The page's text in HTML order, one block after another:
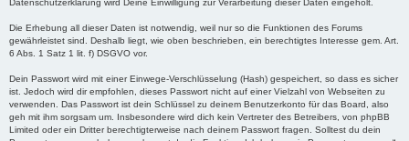
Datenschutzerklärung wird Deine Einwilligung zur Verarbeitung dieser Daten eingeholt.
Die Erhebung all dieser Daten ist notwendig, weil nur so die Funktionen des Forums
gewährleistet sind. Deshalb liegt, wie oben beschrieben, ein berechtigtes Interesse gem. Art.
6 Abs. 1 Satz 1 lit. f) DSGVO vor.
Dein Passwort wird mit einer Einwege-Verschlüsselung (Hash) gespeichert, so dass es sicher
ist. Jedoch wird dir empfohlen, dieses Passwort nicht auf einer Vielzahl von Webseiten zu
verwenden. Das Passwort ist dein Schlüssel zu deinem Benutzerkonto für das Board, also
geh mit ihm sorgsam um. Insbesondere wird dich kein Vertreter des Betreibers, von phpBB
Limited oder ein Dritter berechtigterweise nach deinem Passwort fragen. Solltest du dein